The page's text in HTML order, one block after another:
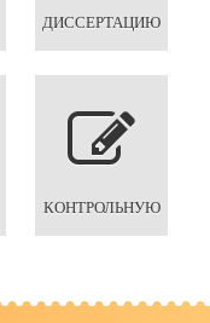
ДИССЕРТАЦИЮ
КОНТРОЛЬНУЮ